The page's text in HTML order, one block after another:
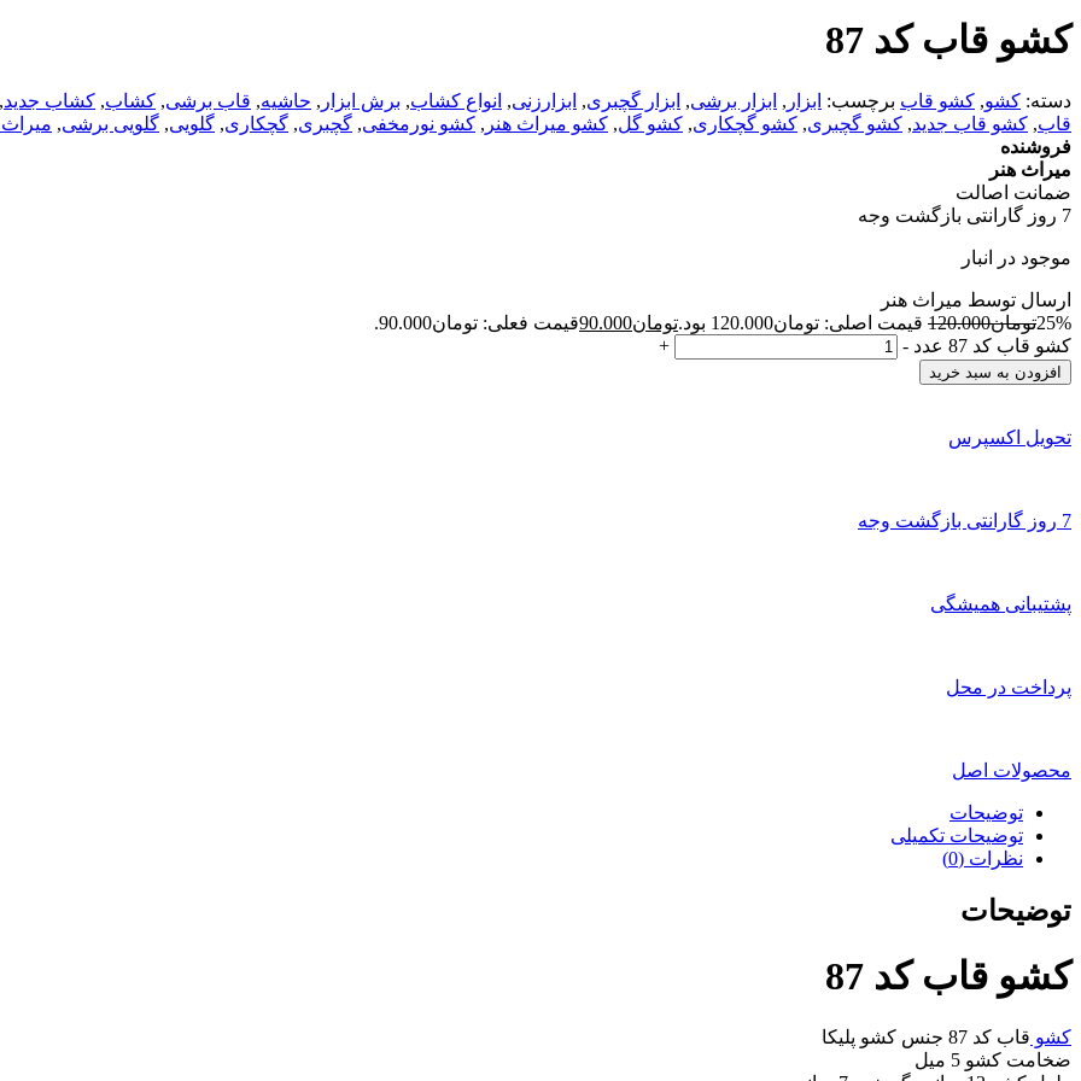
کشو قاب کد 87
دسته: کشو, کشو قاب برچسب: ابزار , ابزار برشی, ابزار گچبری, ابزارزنی, انواع کشاب, برش ابزار , حاشیه, قاب برشی, کشاب, کشاب جدید,
قاب, کشو قاب جدید, کشو گچبری, کشو گچکاری, کشو گل, کشو میراث هنر , کشو نورمخفی, گچبری, گچکاری, گلویی, گلویی برشی, میراث
فروشنده
میراث هنر
ضمانت اصالت
7 روز گارانتی بازگشت وجه
موجود در انبار
ارسال توسط میراث هنر
25%تومان120.000 قیمت اصلی: تومان120.000 بود. تومان90.000قیمت فعلی: تومان90.000.
کشو قاب کد 87 عدد
-
+
افزودن به سبد خرید
تحویل اکسپرس
7 روز گارانتی بازگشت وجه
پشتیبانی همیشگی
پرداخت در محل
محصولات اصل
توضیحات
توضیحات تکمیلی
نظرات (0)
توضیحات
کشو قاب کد 87
کشو قاب کد 87 جنس کشو پلیکا
ضخامت کشو 5 میل